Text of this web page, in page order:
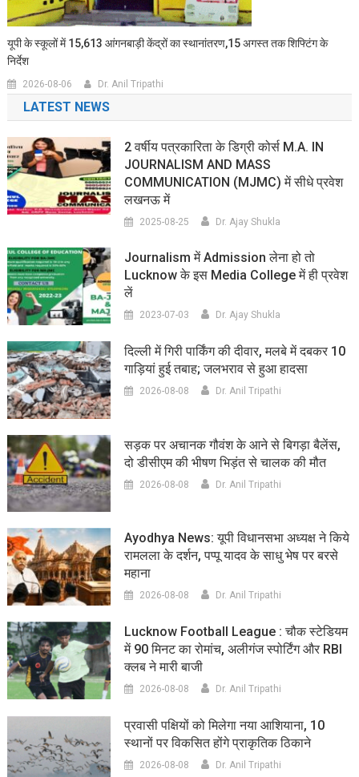
यूपी के स्कूलों में 15,613 आंगनबाड़ी केंद्रों का स्थानांतरण,15 अगस्त तक शिफ्टिंग के
निर्देश
2026-08-06 Dr. Anil Tripathi
LATEST NEWS
2 वर्षीय पत्रकारिता के डिग्री कोर्स M.A. IN
JOURNALISM AND MASS
COMMUNICATION (MJMC) में सीधे प्रवेश
लखनऊ में
2025-08-25 Dr. Ajay Shukla
Journalism में Admission लेना हो तो
Lucknow के इस Media College में ही प्रवेश
लें
2023-07-03 Dr. Ajay Shukla
दिल्ली में गिरी पार्किंग की दीवार, मलबे में दबकर 10
गाड़ियां हुई तबाह; जलभराव से हुआ हादसा
2026-08-08 Dr. Anil Tripathi
सड़क पर अचानक गौवंश के आने से बिगड़ा बैलेंस,
दो डीसीएम की भीषण भिड़ंत से चालक की मौत
2026-08-08 Dr. Anil Tripathi
Ayodhya News: यूपी विधानसभा अध्यक्ष ने किये
रामलला के दर्शन, पप्पू यादव के साधु भेष पर बरसे
महाना
2026-08-08 Dr. Anil Tripathi
Lucknow Football League : चौक स्टेडियम
में 90 मिनट का रोमांच, अलीगंज स्पोर्टिंग और RBI
क्लब ने मारी बाजी
2026-08-08 Dr. Anil Tripathi
प्रवासी पक्षियों को मिलेगा नया आशियाना, 10
स्थानों पर विकसित होंगे प्राकृतिक ठिकाने
2026-08-08 Dr. Anil Tripathi